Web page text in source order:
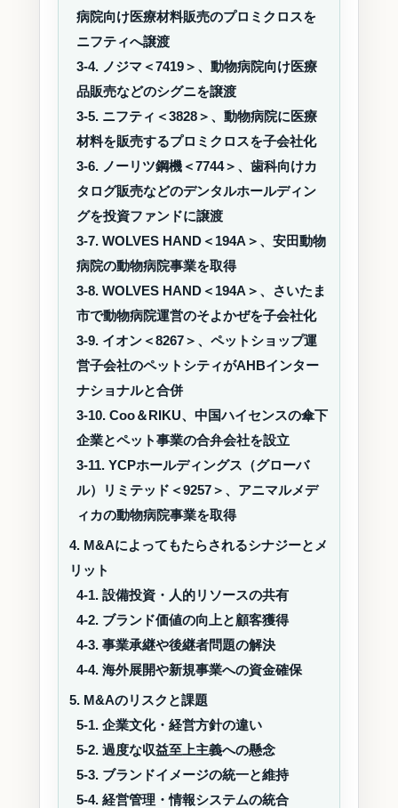
病院向け医療材料販売のプロミクロスを
ニフティへ譲渡
3-4. ノジマ＜7419＞、動物病院向け医療
品販売などのシグニを譲渡
3-5. ニフティ＜3828＞、動物病院に医療
材料を販売するプロミクロスを子会社化
3-6. ノーリツ鋼機＜7744＞、歯科向けカ
タログ販売などのデンタルホールディン
グを投資ファンドに譲渡
3-7. WOLVES HAND＜194A＞、安田動物
病院の動物病院事業を取得
3-8. WOLVES HAND＜194A＞、さいたま
市で動物病院運営のそよかぜを子会社化
3-9. イオン＜8267＞、ペットショップ運
営子会社のペットシティがAHBインター
ナショナルと合併
3-10. Coo＆RIKU、中国ハイセンスの傘下
企業とペット事業の合弁会社を設立
3-11. YCPホールディングス（グローバ
ル）リミテッド＜9257＞、アニマルメデ
ィカの動物病院事業を取得
4. M&Aによってもたらされるシナジーとメ
リット
4-1. 設備投資・人的リソースの共有
4-2. ブランド価値の向上と顧客獲得
4-3. 事業承継や後継者問題の解決
4-4. 海外展開や新規事業への資金確保
5. M&Aのリスクと課題
5-1. 企業文化・経営方針の違い
5-2. 過度な収益至上主義への懸念
5-3. ブランドイメージの統一と維持
5-4. 経営管理・情報システムの統合